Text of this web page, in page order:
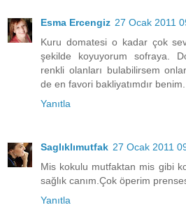
Esma Ercengiz 27 Ocak 2011
Kuru domatesi o kadar çok
şekilde koyuyorum sofraya.
renkli olanları bulabilirsem
de en favori bakliyatımdır benim.
Yanıtla
Saglıklımutfak 27 Ocak 2011
Mis kokulu mutfaktan mis gibi
sağlık canım.Çok öperim
Yanıtla